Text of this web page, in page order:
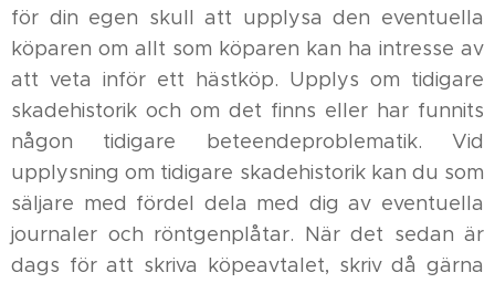
för din egen skull att upplysa den eventuella
köparen om allt som köparen kan ha intresse av
att veta inför ett hästköp. Upplys om tidigare
skadehistorik och om det finns eller har funnits
någon tidigare beteendeproblematik. Vid
upplysning om tidigare skadehistorik kan du som
säljare med fördel dela med dig av eventuella
journaler och röntgenplåtar. När det sedan är
dags för att skriva köpeavtalet, skriv då gärna